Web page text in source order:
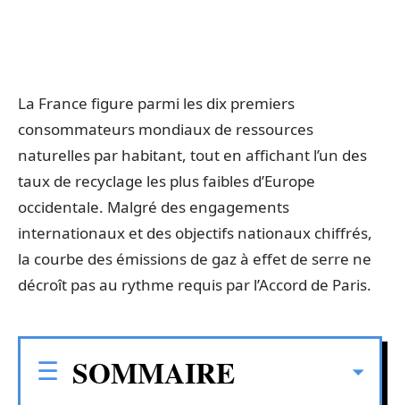
La France figure parmi les dix premiers
consommateurs mondiaux de ressources
naturelles par habitant, tout en affichant l’un des
taux de recyclage les plus faibles d’Europe
occidentale. Malgré des engagements
internationaux et des objectifs nationaux chiffrés,
la courbe des émissions de gaz à effet de serre ne
décroît pas au rythme requis par l’Accord de Paris.
SOMMAIRE